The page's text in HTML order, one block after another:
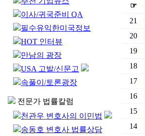
이사/귀국준비 QA
필수유익한미국정보
HOT 인터뷰
만남의 광장
USA 고발/신문고
속풀이/토론광장
전문가 법률칼럼
천관우 변호사의 이민법
송동호 변호사 법률상담
☞
21
20
19
18
17
16
15
14